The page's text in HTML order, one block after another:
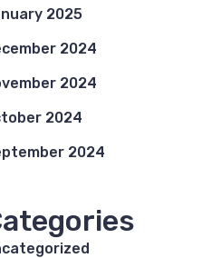
2025
2024
2024
2024
2024